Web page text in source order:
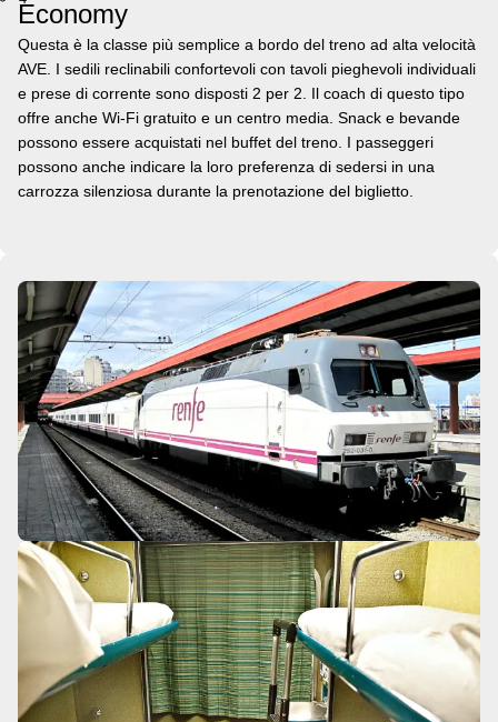
Economy
Questa è la classe più semplice a bordo del treno ad alta velocità
AVE. I sedili reclinabili confortevoli con tavoli pieghevoli individuali
e prese di corrente sono disposti 2 per 2. Il coach di questo tipo
offre anche Wi-Fi gratuito e un centro media. Snack e bevande
possono essere acquistati nel buffet del treno. I passeggeri
possono anche indicare la loro preferenza di sedersi in una
carrozza silenziosa durante la prenotazione del biglietto.